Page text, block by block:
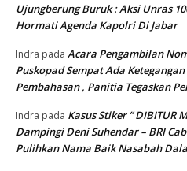
Ujungberung Buruk : Aksi Unras
Hormati Agenda Kapolri Di Jabar
Indra pada Acara Pengambilan
Puskopad Sempat Ada
Pembahasan , Panitia Tegaskan
Indra pada Kasus Stiker ” DIBITUR
Dampingi Deni Suhendar – BRI
Pulihkan Nama Baik Nasabah